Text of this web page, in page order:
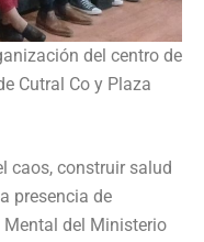
del centro de
Cutral Co y Plaza
caos, construir salud
presencia de
Mental del Ministerio